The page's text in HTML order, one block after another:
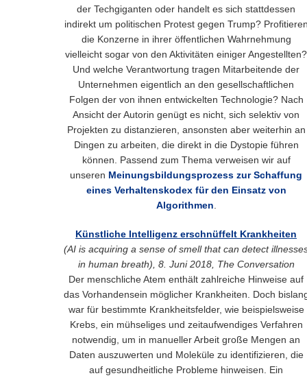
der Techgiganten oder handelt es sich stattdessen
indirekt um politischen Protest gegen Trump?
die Konzerne in ihrer öffentlichen Wahrnehmung
vielleicht sogar von den Aktivitäten einiger Angestellten?
Und welche Verantwortung tragen Mitarbeitende der
Unternehmen eigentlich an den gesellschaftlichen
Folgen der von ihnen entwickelten Technologie? Nach
Ansicht der Autorin genügt es nicht, sich selektiv von
Projekten zu distanzieren, ansonsten aber weiterhin an
Dingen zu arbeiten, die direkt in die Dystopie führen
können. Passend zum Thema verweisen wir auf
unseren Meinungsbildungsprozess zur Schaffung
eines Verhaltenskodex für den Einsatz von
Algorithmen
Künstliche Intelligenz erschnüffelt Krankheiten
(AI is acquiring a sense of smell that can detect
in human breath), 8. Juni 2018, The Conversation
Der menschliche Atem enthält zahlreiche Hinweise auf
das Vorhandensein möglicher Krankheiten. Doch
war für bestimmte Krankheitsfelder, wie beispielsweise
Krebs, ein mühseliges und zeitaufwendiges Verfahren
notwendig, um in manueller Arbeit große Mengen an
Daten auszuwerten und Moleküle zu identifizieren, die
auf gesundheitliche Probleme hinweisen. Ein